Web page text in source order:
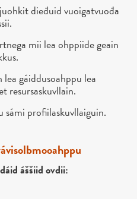
dieđuid vuoigatvuođa
mii lea ohppiide geain
gáiddusoahppu lea
resursaskuvllain.
profiilaskuvllaiguin.
áššiid ovdii: